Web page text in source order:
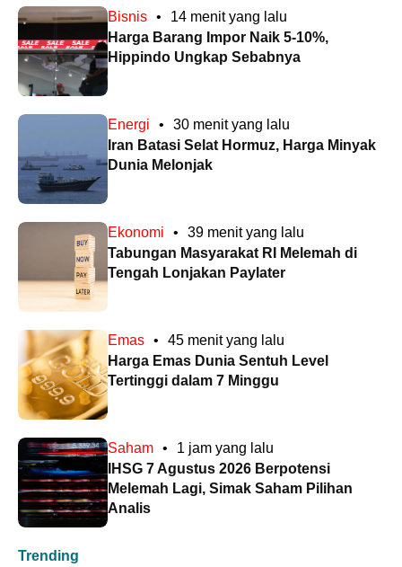
Bisnis •
14 menit yang lalu
Harga Barang Impor Naik 5-10%,
Hippindo Ungkap Sebabnya
Energi •
30 menit yang lalu
Iran Batasi Selat Hormuz, Harga Minyak
Dunia Melonjak
Ekonomi •
39 menit yang lalu
Tabungan Masyarakat RI Melemah di
Tengah Lonjakan Paylater
Emas •
45 menit yang lalu
Harga Emas Dunia Sentuh Level
Tertinggi dalam 7 Minggu
Saham •
1 jam yang lalu
IHSG 7 Agustus 2026 Berpotensi
Melemah Lagi, Simak Saham Pilihan
Analis
Trending